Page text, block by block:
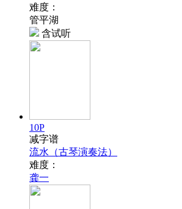
难度：
管平湖
含试听
10P
减字谱
流水（古琴演奏法）
难度：
龚一